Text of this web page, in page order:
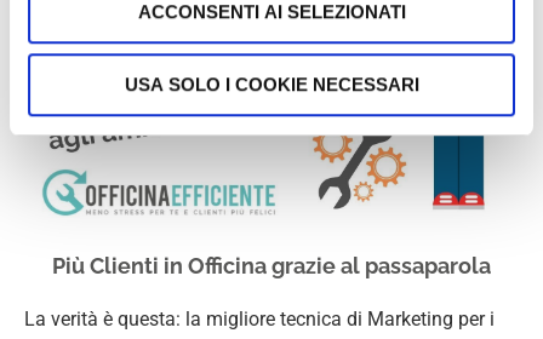
ACCONSENTI AI SELEZIONATI
USA SOLO I COOKIE NECESSARI
Più Clienti in Officina grazie al passaparola
La verità è questa: la migliore tecnica di Marketing per i